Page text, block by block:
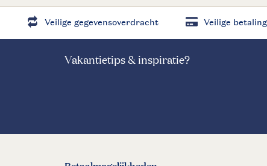
Veilige gegevensoverdracht Veilige betaling
Vakantietips & inspiratie?